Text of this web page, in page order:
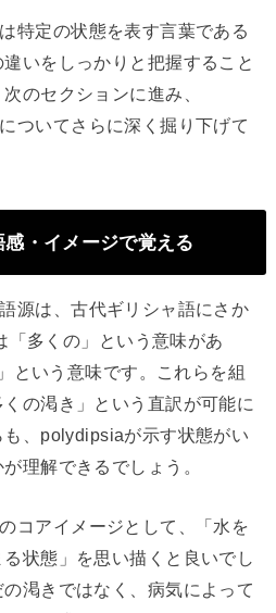
特定の状態を表す言葉である
いをしっかりと把握すること
のセクションに進み、
ついてさらに深く掘り下げて
・イメージで覚える
源は、古代ギリシャ語にさか
多くの」という意味があ
という意味です。これらを組
の渇き」という直訳が可能に
、polydipsiaが示す状態がい
理解できるでしょう。
コアイメージとして、「水を
状態」を思い描くと良いでし
渇きではなく、病気によって